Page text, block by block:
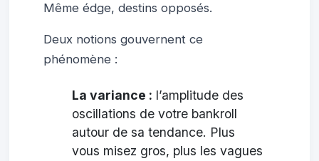
Même édge, destins opposés.
Deux notions gouvernent ce
phénomène :
La variance : l’amplitude des
oscillations de votre bankroll
autour de sa tendance. Plus
vous misez gros, plus les vagues